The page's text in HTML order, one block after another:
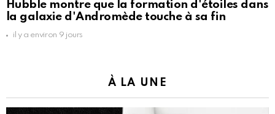
Hubble montre que la formation d'étoiles dans
la galaxie d'Andromède touche à sa fin
il y a environ 9 jours
À LA UNE